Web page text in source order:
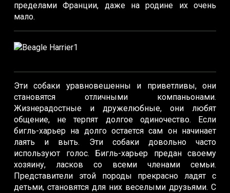
пределами Франции, даже на родине их очень
мало.
Эти собаки уравновешенны и приветливы, они
становятся отличными компаньонами.
Жизнерадостные и дружелюбные, они любят
общение, не терпят долгое одиночество. Если
бигль-харьер на долго остается сам он начинает
лаять и выть. Эти собаки довольно часто
используют голос. Бигль-харьер предан своему
хозяину, ласков со всеми членами семьи.
Представители этой породы прекрасно ладят с
детьми, становятся для них веселыми друзьями. С